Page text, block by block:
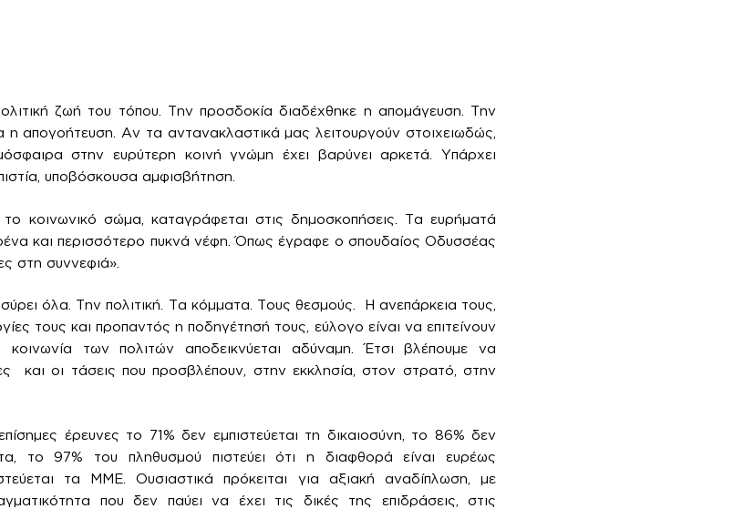
ζωή του τόπου. Την προσδοκία διαδέχθηκε η απομάγευση. Την
απογοήτευση. Αν τα αντανακλαστικά μας λειτουργούν στοιχειωδώς,
στην ευρύτερη κοινή γνώμη έχει βαρύνει αρκετά. Υπάρχει
υποβόσκουσα αμφισβήτηση.
κοινωνικό σώμα, καταγράφεται στις δημοσκοπήσεις. Τα ευρήματά
και περισσότερο πυκνά νέφη. Όπως έγραφε ο σπουδαίος Οδυσσέας
στη συννεφιά».
όλα. Την πολιτική. Τα κόμματα. Τους θεσμούς. Η ανεπάρκεια τους,
τους και προπαντός η ποδηγέτησή τους, εύλογο είναι να επιτείνουν
των πολιτών αποδεικνύεται αδύναμη. Έτσι βλέπουμε να
και οι τάσεις που προσβλέπουν, στην εκκλησία, στον στρατό, στην
έρευνες το 71% δεν εμπιστεύεται τη δικαιοσύνη, το 86% δεν
το 97% του πληθυσμού πιστεύει ότι η διαφθορά είναι ευρέως
τα ΜΜΕ. Ουσιαστικά πρόκειται για αξιακή αναδίπλωση, με
που δεν παύει να έχει τις δικές της επιδράσεις, στις